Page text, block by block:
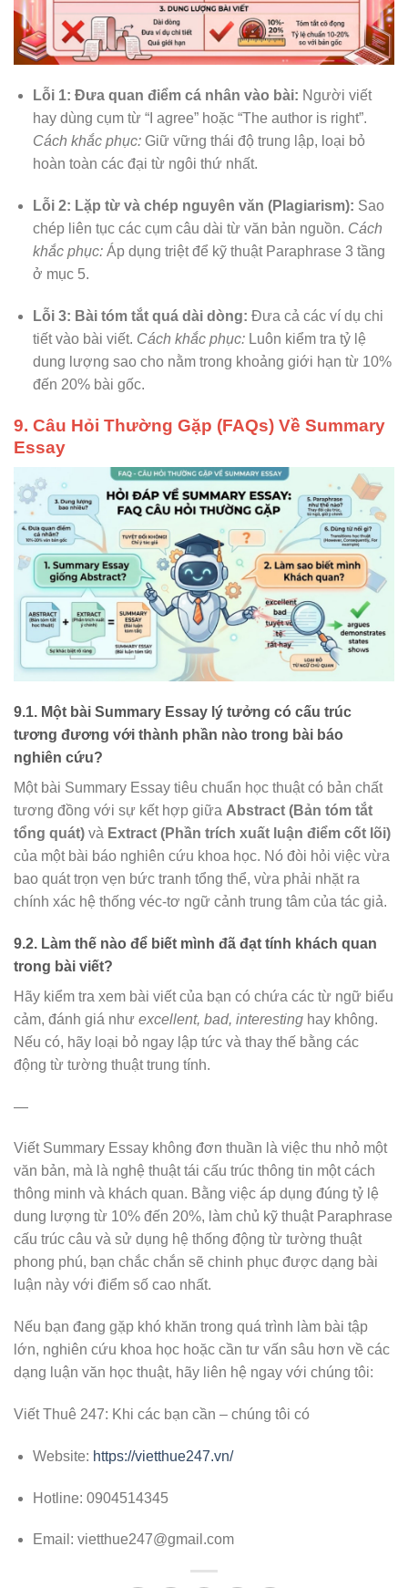
Lỗi 1: Đưa quan điểm cá nhân vào bài: Người viết
hay dùng cụm từ “I agree” hoặc “The author is right”.
Cách khắc phục:Giữ vững thái độ trung lập, loại bỏ
hoàn toàn các đại từ ngôi thứ nhất.
Lỗi 2: Lặp từ và chép nguyên văn (Plagiarism): Sao
chép liên tục các cụm câu dài từ văn bản nguồn. Cách
khắc phục:Áp dụng triệt để kỹ thuật Paraphrase 3 tầng
ở mục 5.
Lỗi 3: Bài tóm tắt quá dài dòng: Đưa cả các ví dụ chi
tiết vào bài viết. Cách khắc phục:Luôn kiểm tra tỷ lệ
dung lượng sao cho nằm trong khoảng giới hạn từ 10%
đến 20% bài gốc.
9. Câu Hỏi Thường Gặp (FAQs) Về Summary
Essay
9.1. Một bài Summary Essay lý tưởng có cấu trúc
tương đương với thành phần nào trong bài báo
nghiên cứu?
Một bài Summary Essay tiêu chuẩn học thuật có bản chất
tương đồng với sự kết hợp giữa Abstract (Bản tóm tắt
tổng quát) và Extract (Phần trích xuất luận điểm cốt lõi)
của một bài báo nghiên cứu khoa học. Nó đòi hỏi việc vừa
bao quát trọn vẹn bức tranh tổng thể, vừa phải nhặt ra
chính xác hệ thống véc-tơ ngữ cảnh trung tâm của tác giả.
9.2. Làm thế nào để biết mình đã đạt tính khách quan
trong bài viết?
Hãy kiểm tra xem bài viết của bạn có chứa các từ ngữ biểu
cảm, đánh giá như excellent, bad, interesting hay không.
Nếu có, hãy loại bỏ ngay lập tức và thay thế bằng các
động từ tường thuật trung tính.
—
Viết Summary Essay không đơn thuần là việc thu nhỏ một
văn bản, mà là nghệ thuật tái cấu trúc thông tin một cách
thông minh và khách quan. Bằng việc áp dụng đúng tỷ lệ
dung lượng từ 10% đến 20%, làm chủ kỹ thuật Paraphrase
cấu trúc câu và sử dụng hệ thống động từ tường thuật
phong phú, bạn chắc chắn sẽ chinh phục được dạng bài
luận này với điểm số cao nhất.
Nếu bạn đang gặp khó khăn trong quá trình làm bài tập
lớn, nghiên cứu khoa học hoặc cần tư vấn sâu hơn về các
dạng luận văn học thuật, hãy liên hệ ngay với chúng tôi:
Viết Thuê 247: Khi các bạn cần – chúng tôi có
Website: https://vietthue247.vn/
Hotline: 0904514345
Email: vietthue247@gmail.com